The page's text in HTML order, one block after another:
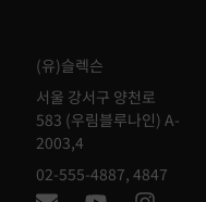
(유)슬렉슨
서울 강서구 양천로
583 (우림블루나인) A-
2003,4
02-555-4887, 4847